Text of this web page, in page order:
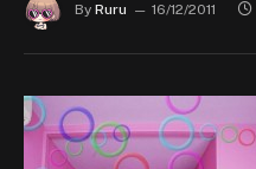
By Ruru 16/12/2011